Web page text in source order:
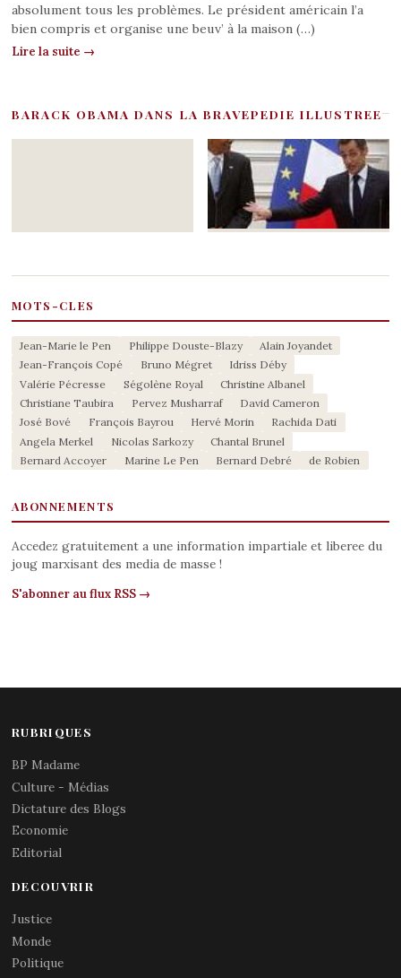
absolument tous les problèmes. Le président américain l’a
bien compris et organise une beuv’ à la maison (…)
Lire la suite →
BARACK OBAMA DANS LA BRAVEPEDIE ILLUSTREE
MOTS-CLES
Jean-Marie le Pen Philippe Douste-Blazy
Alain Joyandet
Jean-François Copé
Bruno Mégret
Idriss Déby
Valérie Pécresse
Ségolène Royal
Christine Albanel
Christiane Taubira
Pervez Musharraf
David Cameron
José Bové
François Bayrou Hervé Morin
Rachida Dati
Angela Merkel
Nicolas Sarkozy
Chantal Brunel
Bernard Accoyer
Marine Le Pen Bernard Debré de Robien
ABONNEMENTS
Accedez gratuitement a une information impartiale et liberee du
joug marxisant des media de masse !
S'abonner au flux RSS →
RUBRIQUES
BP Madame
Culture - Médias
Dictature des Blogs
Economie
Editorial
DECOUVRIR
Justice
Monde
Politique